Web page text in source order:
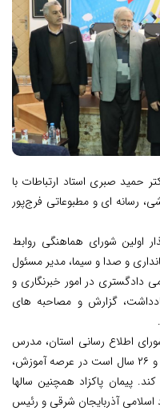
حمید صبری استاد ارتباطات با
آموزشی، رسانه ای و مطبوعاتی فرج‌پور
اولین شورای هماهنگی روابط
و صدا و سیما، مدیر مسئول
دادگستری در امور خبرنگاری و
گزارش و مصاحبه های
اطلاع رسانی استان، مدرس
دانشگاه و صاحب‌نظر در امور رسانه هاست و ۲۶ سال است در عرصه آموزش،
پیمان پاکزاد همچنین سالها
اسلامی آذربایجان شرقی و رئیس